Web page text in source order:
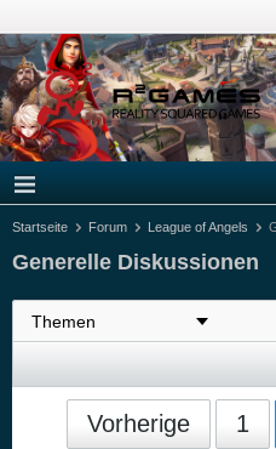
Startseite Forum League of Angels
Generelle Diskussionen
Vorherige 1